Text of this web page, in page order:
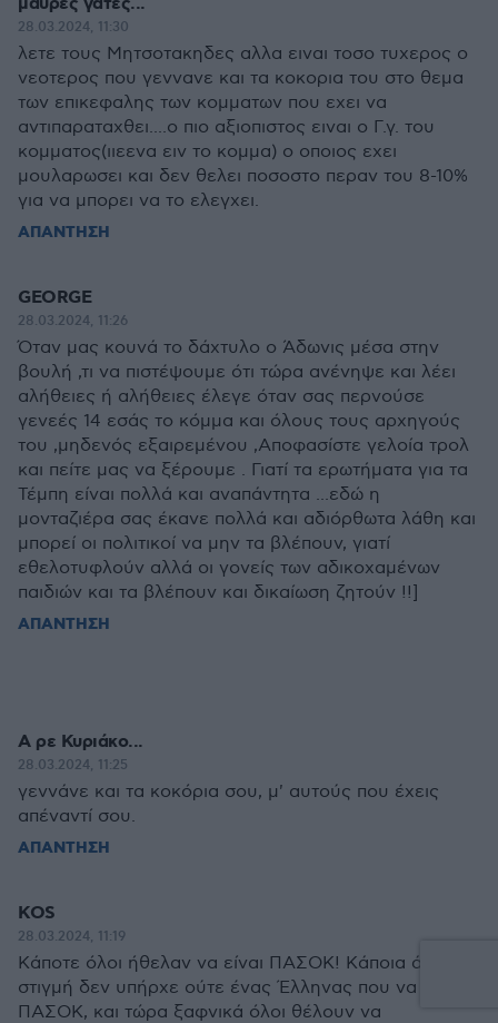
28.03.2024, 11:30
λετε τους Μητσοτακηδες αλλα ειναι τοσο τυχερος ο
νεοτερος που γεννανε και τα κοκορια του στο θεμα
των επικεφαλης των κομματων που εχει να
αντιπαραταχθει....ο πιο αξιοπιστος ειναι ο Γ.γ. του
κομματος(ιιεενα ειν το κομμα) ο οποιος εχει
μουλαρωσει και δεν θελει ποσοστο περαν του 8-10%
για να μπορει να το ελεγχει.
ΑΠΑΝΤΗΣΗ
GEORGE
28.03.2024, 11:26
Όταν μας κουνά το δάχτυλο ο Άδωνις μέσα στην
βουλή ,τι να πιστέψουμε ότι τώρα ανένηψε και λέει
αλήθειες ή αλήθειες έλεγε όταν σας περνούσε
γενεές 14 εσάς το κόμμα και όλους τους αρχηγούς
του ,μηδενός εξαιρεμένου ,Αποφασίστε γελοία τρολ
και πείτε μας να ξέρουμε . Γιατί τα ερωτήματα για τα
Τέμπη είναι πολλά και αναπάντητα ...εδώ η
μονταζιέρα σας έκανε πολλά και αδιόρθωτα λάθη και
μπορεί οι πολιτικοί να μην τα βλέπουν, γιατί
εθελοτυφλούν αλλά οι γονείς των αδικοχαμένων
παιδιών και τα βλέπουν και δικαίωση ζητούν !!]
ΑΠΑΝΤΗΣΗ
Α ρε Κυριάκο...
28.03.2024, 11:25
γεννάνε και τα κοκόρια σου, μ' αυτούς που έχεις
απέναντί σου.
ΑΠΑΝΤΗΣΗ
KOS
28.03.2024, 11:19
Κάποτε όλοι ήθελαν να είναι ΠΑΣΟΚ! Κάποια άλλη
στιγμή δεν υπήρχε ούτε ένας Έλληνας που να είναι
ΠΑΣΟΚ, και τώρα ξαφνικά όλοι θέλουν να